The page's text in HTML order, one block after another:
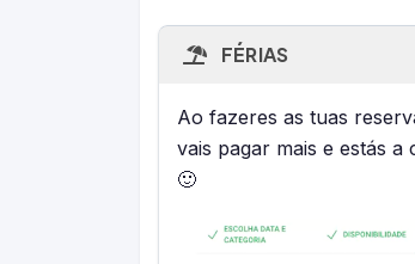
FÉRIAS
Ao fazeres as tuas
vais pagar mais e estás
🙂